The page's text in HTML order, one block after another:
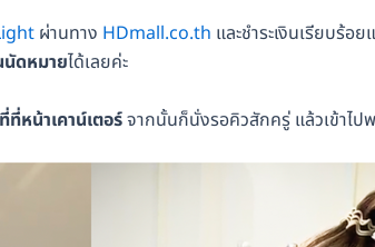
ผ่านทาง HDmall.co.th และชำระเงินเรียบร้อย
นัดหมายได้เลยค่ะ
ที่หน้าเคาน์เตอร์จากนั้นก็นั่งรอคิวสักครู่ แล้วเข้าไ